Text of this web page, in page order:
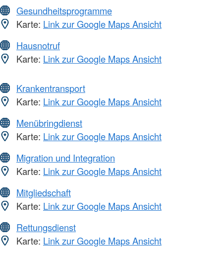
Gesundheitsprogramme
Karte: Link zur Google Maps Ansicht
Hausnotruf
Karte: Link zur Google Maps Ansicht
Krankentransport
Karte: Link zur Google Maps Ansicht
Menübringdienst
Karte: Link zur Google Maps Ansicht
Migration und Integration
Karte: Link zur Google Maps Ansicht
Mitgliedschaft
Karte: Link zur Google Maps Ansicht
Rettungsdienst
Karte: Link zur Google Maps Ansicht